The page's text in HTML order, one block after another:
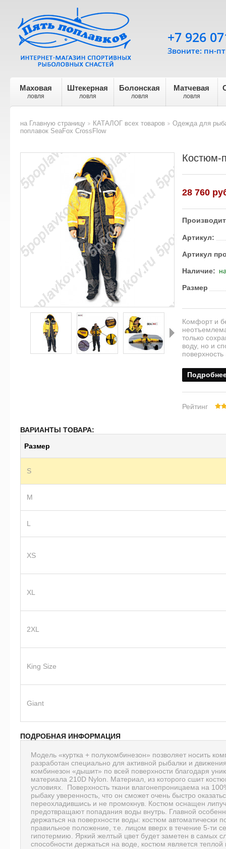
Маховая
ловля
Штекерная
ловля
Болонская
ловля
Матчевая
ловля
+7 926
Звоните: пн-
на Главную страницу
>
КАТАЛОГ всех товаров
Одежда для
поплавок SeaFox CrossFlow
Далее
Костюм-
28 760
Артикул:
Артикул
Наличие:
Размер
Комфорт и
только
воду, но и
Рейтинг
ВАРИАНТЫ ТОВАРА:
Размер
S
M
L
XS
XL
2XL
King Size
Giant
ПОДРОБНАЯ ИНФОРМАЦИЯ
Модель «куртка + полукомбинезон» позволяет носить
разработан специально для активной рыбалки и
комбинезон «дышит» по всей поверхности благодаря
материала 210D Nylon. Материал, из которого сшит
условиях. Поверхность ткани влагонепроницаема на
рыбаку уверенность, что он сможет очень быстро
переохладившись и не промокнув. Костюм оснащен
предотвращают попадания воды внутрь. Главной
держаться на поверхности воды: костюм автоматически
правильное положение, т.е. лицом вверх в течение 5-ти
гипотермию. Яркий желтый цвет будет заметен в самых
способности держаться на воде, костюм является